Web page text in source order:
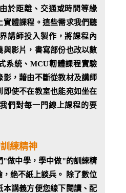
班
練班
戰人才就業班
人才就業班
成班
班
實戰
班
營隊
夏令營
料結構到演算法
實作應用
於距離、交通或時間等緣
實體課程。這些需求我們聽
講師投入製作，將課程內
與影片，書寫部份也改以數
系統、MCU韌體課程實驗
影，藉由不斷從教材及講師
即使不在教室也能宛如坐在
們對每一門線上課程的要
練精神
"做中學，學中做"的訓練精
絶不紙上談兵。 除了數位
本講義方便您線下閱讀、配